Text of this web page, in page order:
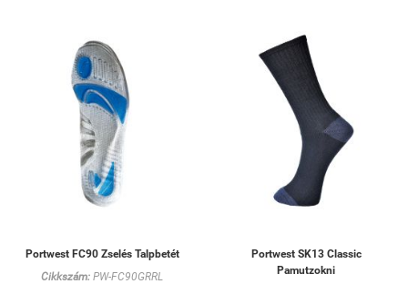
Portwest FC90 Zselés Talpbetét
Cikkszám: PW-FC90GRRL
Portwest SK13 Classic
Pamutzokni